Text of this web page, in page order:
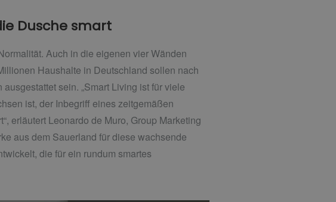
Dusche smart
Auch in die eigenen vier Wänden
Haushalte in Deutschland sollen nach
sein. „Smart Living ist für viele
ist, der Inbegriff eines zeitgemäßen
erläutert Leonardo de Muro, Group Marketing
aus dem Sauerland für diese wachsende
die für ein rundum smartes